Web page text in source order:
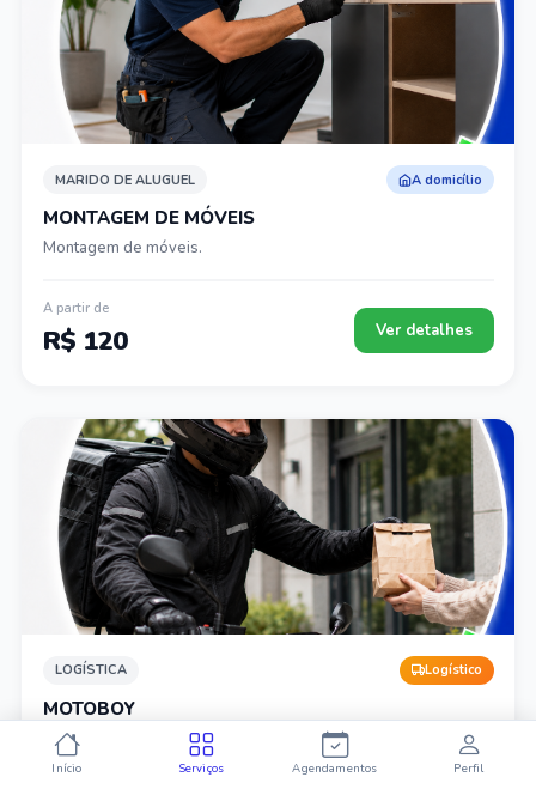
MARIDO DE ALUGUEL A domicílio
MONTAGEM DE MÓVEIS
Montagem de móveis.
A partir de
R$ 120 Ver detalhes
LOGÍSTICA Logístico
MOTOBOY
Motoboy para coletas e entregas.
Início Serviços Agendamentos Perfil